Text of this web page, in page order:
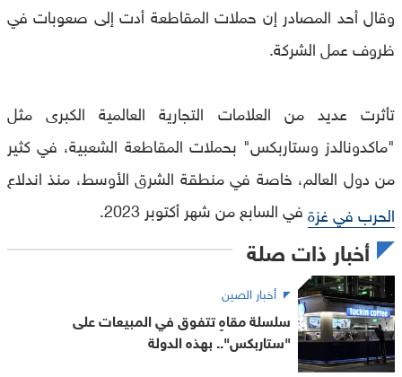
وقال أحد المصادر إن حملات المقاطعة أدت إلى صعوبات في
ظروف عمل الشركة.
تأثرت عديد من العلامات التجارية العالمية الكبرى مثل
"ماكدونالدز وستاربكس" بحملات المقاطعة الشعبية، في كثير
من دول العالم، خاصة في منطقة الشرق الأوسط، منذ اندلاع
الحرب في غزةفي السابع من شهر أكتوبر 2023.
أخبار ذات صلة
أخبار الصين
سلسلة مقاهٍ تتفوق في المبيعات على
"ستاربكس".. بهذه الدولة